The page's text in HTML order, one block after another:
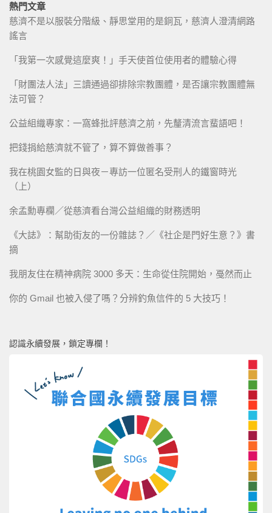
熱門文章
慈濟不是以服裝分階級、靜思堂用的是銅瓦，慈濟人澄清網路
謠言
「我第一次感覺這麼爽！」手天使首位使用者的體驗心得
「財團法人法」三讀通過卻排除宗教團體，是否讓宗教團體無
法可管？
公益組織專家：一窩蜂批評慈濟之前，先釐清流言蜚語吧！
把錢捐給慈濟就不管了，算不算做善事？
我在桃園女監的日與夜－專訪一位匿名受刑人的鐵窗時光
（上）
余孟勳專欄／從慈濟看台灣公益組織的財務透明
《大誌》：幫助街友的一份雜誌？／《社企是門好生意？》書
摘
我朋友住在精神病院 3000 多天：生命從住院開始，戞然而止
你的 Gmail 也被入侵了嗎？分辨釣魚信件的 5 大技巧！
認識永續發展，鎖定專欄！